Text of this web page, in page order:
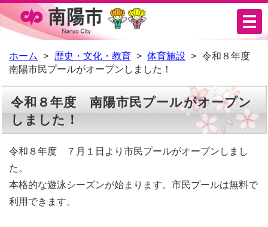
ニ
ホーム 歴史・文化・教育 体育施設
令和８年度
南陽市民プールがオープンしました！
令和８年度 南陽市民プールがオープン
しました！
令和８年度 ７月１日より市民プールがオープンしまし
た。
本格的な遊泳シーズンが始まります。市民プールは無料で
利用できます。